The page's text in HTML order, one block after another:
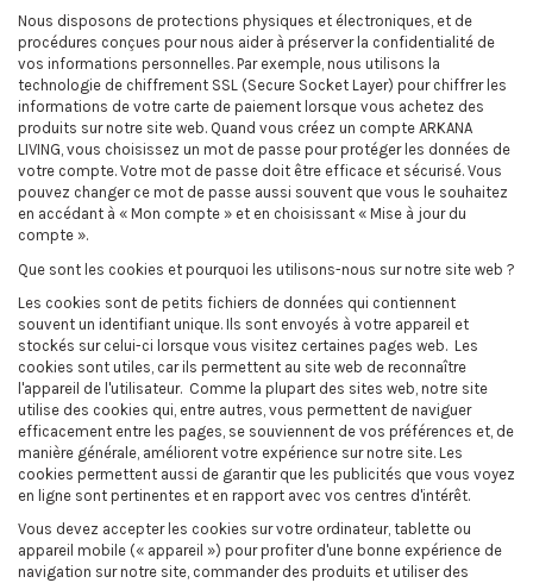
Nous disposons de protections physiques et électroniques, et de
procédures conçues pour nous aider à préserver la confidentialité de
vos informations personnelles. Par exemple, nous utilisons la
technologie de chiffrement SSL (Secure Socket Layer) pour chiffrer les
informations de votre carte de paiement lorsque vous achetez des
produits sur notre site web. Quand vous créez un compte ARKANA
LIVING, vous choisissez un mot de passe pour protéger les données de
votre compte. Votre mot de passe doit être efficace et sécurisé. Vous
pouvez changer ce mot de passe aussi souvent que vous le souhaitez
en accédant à « Mon compte » et en choisissant « Mise à jour du
compte ».
Que sont les cookies et pourquoi les utilisons-nous sur notre site web ?
Les cookies sont de petits fichiers de données qui contiennent
souvent un identifiant unique. Ils sont envoyés à votre appareil et
stockés sur celui-ci lorsque vous visitez certaines pages web. Les
cookies sont utiles, car ils permettent au site web de reconnaître
l'appareil de l'utilisateur. Comme la plupart des sites web, notre site
utilise des cookies qui, entre autres, vous permettent de naviguer
efficacement entre les pages, se souviennent de vos préférences et, de
manière générale, améliorent votre expérience sur notre site. Les
cookies permettent aussi de garantir que les publicités que vous voyez
en ligne sont pertinentes et en rapport avec vos centres d'intérêt.
Vous devez accepter les cookies sur votre ordinateur, tablette ou
appareil mobile (« appareil ») pour profiter d'une bonne expérience de
navigation sur notre site, commander des produits et utiliser des